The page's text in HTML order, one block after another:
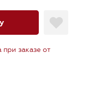
при заказе от